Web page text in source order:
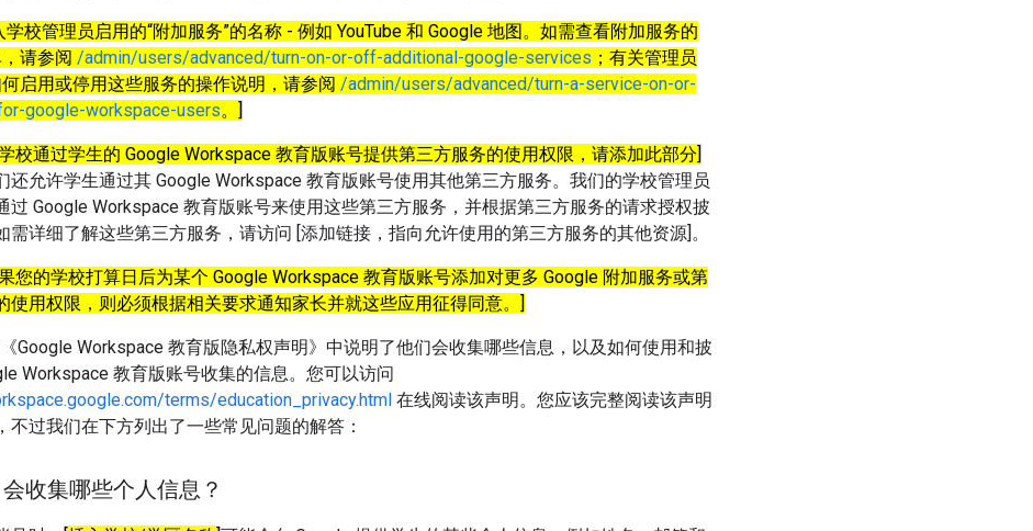
学校管理员启用的“附加服务”的名称 - 例如 YouTube 和 Google 地图。如需查看附加服务的
请参阅 /admin/users/advanced/turn-on-or-off-additional-google-services ；有关管理员
启用或停用这些服务的操作说明，请参阅 /admin/users/advanced/turn-a-service-on-or-
google-workspace-users。]
校通过学生的 Google Workspace 教育版账号提供第三方服务的使用权限，请添加此部分]
还允许学生通过其 Google Workspace 教育版账号使用其他第三方服务。我们的学校管理员
过 Google Workspace 教育版账号来使用这些第三方服务，并根据第三方服务的请求授权披
需详细了解这些第三方服务，请访问 [添加链接，指向允许使用的第三方服务的其他资源]。
您的学校打算日后为某个 Google Workspace 教育版账号添加对更多 Google 附加服务或第
使用权限，则必须根据相关要求通知家长并就这些应用征得同意。]
Google Workspace 教育版隐私权声明》中说明了他们会收集哪些信息，以及如何使用和披
Workspace 教育版账号收集的信息。您可以访问
terms/education_privacy.html 在线阅读该声明。您应该完整阅读该声明
不过我们在下方列出了一些常见问题的解答：
收集哪些个人信息？